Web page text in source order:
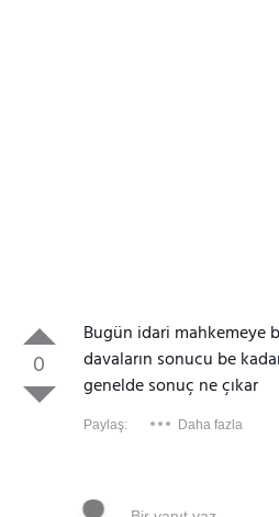
0
Bugün idari mahkemeye
davaların sonucu be
genelde sonuç ne çıkar
Paylaş: Daha fazla